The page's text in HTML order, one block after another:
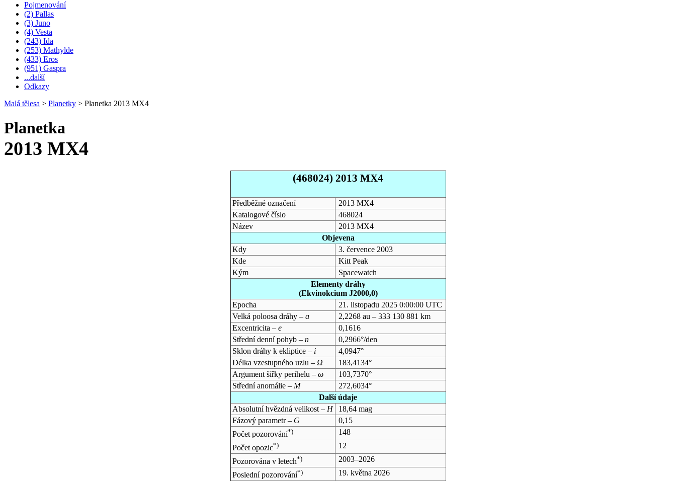
Pojmenování
(2) Pallas
(3) Juno
(4) Vesta
(243) Ida
(253) Mathylde
(433) Eros
(951) Gaspra
...další
Odkazy
Malá tělesa > Planetky > Planetka 2013 MX4
Planetka
2013 MX4
(468024) 2013 MX4
Předběžné označení
2013 MX4
Katalogové číslo
468024
Název
2013 MX4
Objevena
Kdy
3. července 2003
Kde
Kitt Peak
Kým
Spacewatch
Elementy dráhy
(Ekvinokcium J2000,0)
Epocha
21. listopadu 2025 0:00:00 UTC
Velká poloosa dráhy – a
2,2268 au – 333 130 881 km
Excentricita – e
0,1616
Střední denní pohyb – n
0,2966°/den
Sklon dráhy k ekliptice – i
4,0947°
Délka vzestupného uzlu – Ω
183,4134°
Argument šířky perihelu – ω
103,7370°
Střední anomálie – M
272,6034°
Další údaje
Absolutní hvězdná velikost – H
18,64 mag
Fázový parametr – G
0,15
Počet pozorování*)
148
Počet opozic*)
12
Pozorována v letech*)
2003–2026
Poslední pozorování*)
19. května 2026